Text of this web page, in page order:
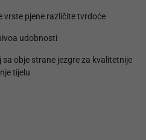
vrste pjene različite tvrdoće
udobnosti
obje strane jezgre za kvalitetnije
tijelu